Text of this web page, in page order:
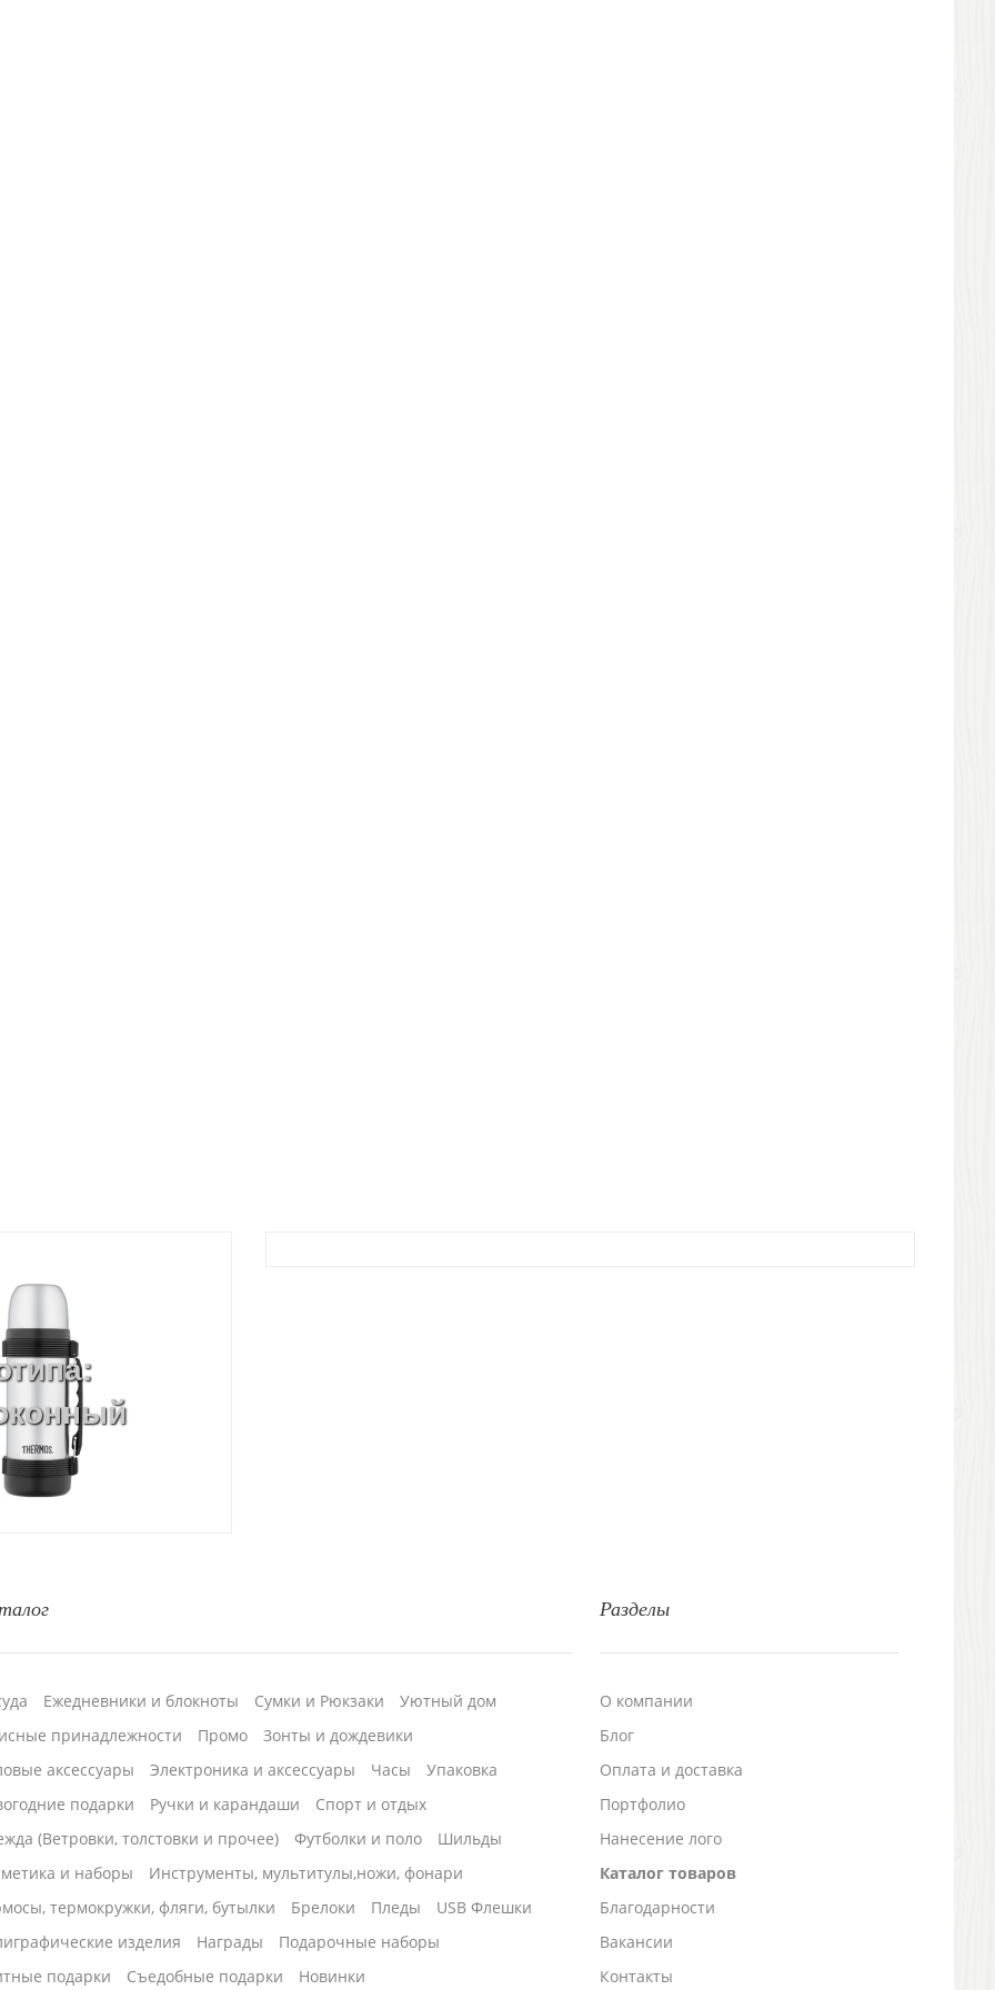
Разделы
О компании
Блог
Оплата и доставка
Портфолио
Нанесение лого
Каталог товаров
Благодарности
Вакансии
Контакты
Ежедневники и блокноты Сумки и Рюкзаки
Уютный дом
принадлежности
Промо
Зонты и дождевики
аксессуары
Электроника и аксессуары Часы
Упаковка
подарки
Ручки и карандаши
Спорт и отдых
(Ветровки, толстовки и прочее)
Футболки и поло
Шильды
и наборы
Инструменты, мультитулы,ножи, фонари
термокружки, фляги, бутылки
Брелоки Пледы
USB Флешки
изделия
Награды
Подарочные наборы
подарки
Cъедобные подарки Новинки